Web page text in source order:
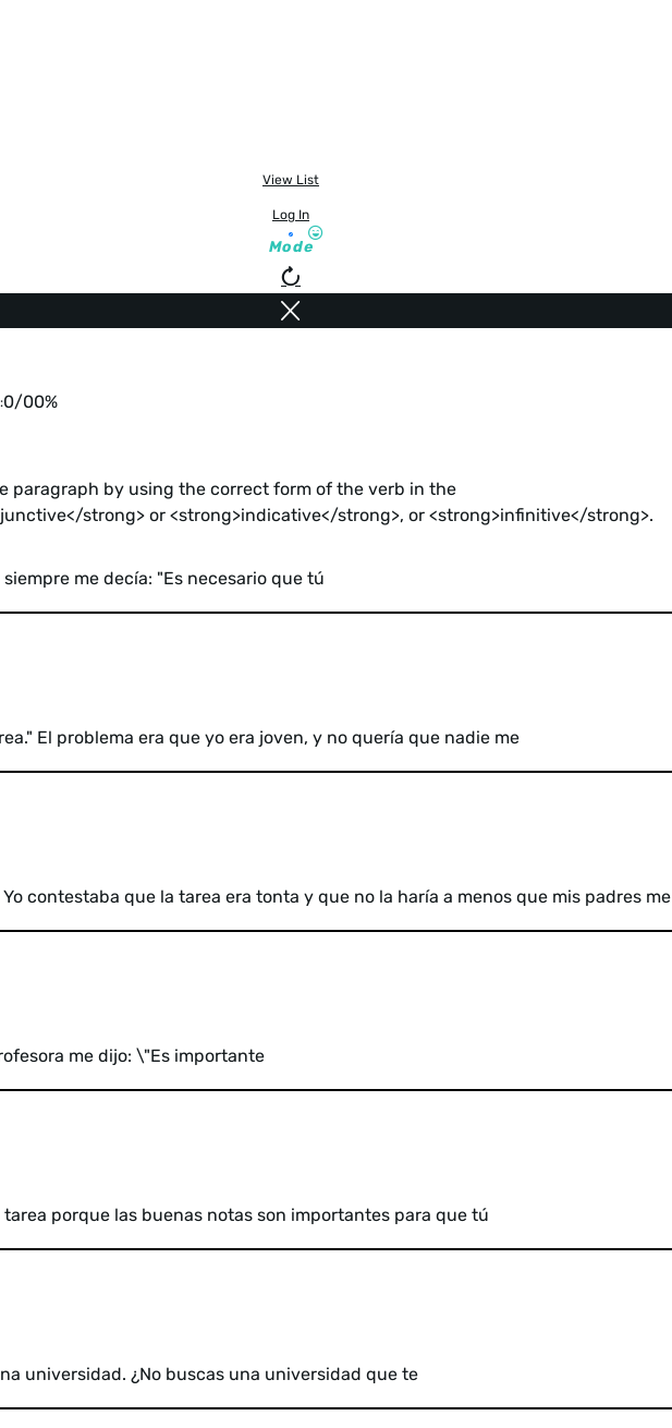
View List
Log In
Mode
paragraph by using the correct form of the verb in the
strong> or <strong>indicative</strong>, or <strong>infinitive</strong>.
me decía: "Es necesario que tú
El problema era que yo era joven, y no quería que nadie me
Yo contestaba que la tarea era tonta y que no la haría a menos que mis padres me
me dijo: \"Es importante
porque las buenas notas son importantes para que tú
universidad. ¿No buscas una universidad que te